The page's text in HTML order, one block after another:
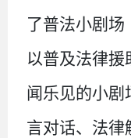
了普法小剧场
以普及法律援
闻乐见的小剧
言对话、法律